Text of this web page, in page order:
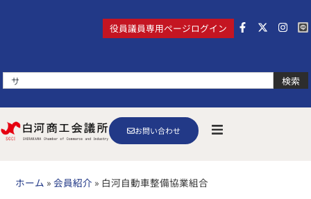
検索
役員議員専用ページログイン
お問い合わせ
ホーム »会員紹介 » 白河自動車整備協業組合